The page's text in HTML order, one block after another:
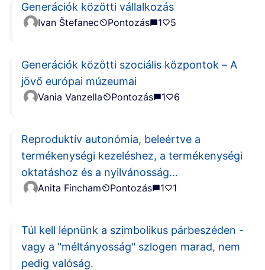
Generációk közötti vállalkozás
Ivan Štefanec Pontozás 1 5
Generációk közötti szociális központok – A
jövő európai múzeumai
Vania Vanzella Pontozás 1 6
Reproduktív autonómia, beleértve a
termékenységi kezeléshez, a termékenységi
oktatáshoz és a nyilvánosság
tájékoztatásához való egyenlő hozzáférést!
Anita Fincham Pontozás 1 1
Túl kell lépnünk a szimbolikus párbeszéden -
vagy a "méltányosság" szlogen marad, nem
pedig valóság.